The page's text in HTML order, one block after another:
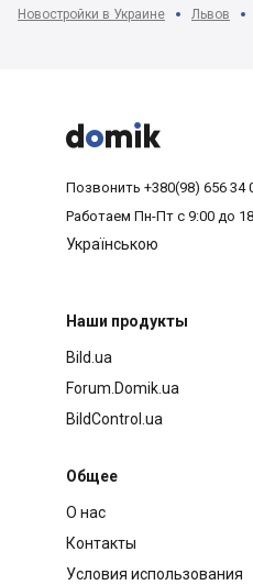
Новостройки в Украине Львов



Позвонить +380(98) 656 34
Работаем Пн-Пт с 9:00 до
Українською
Наши продукты
Bild.ua
Forum.Domik.ua
BildControl.ua
Общее
О нас
Контакты
Условия использования